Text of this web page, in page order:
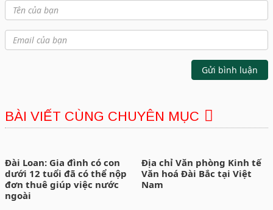
Gửi bình luận
BÀI VIẾT CÙNG CHUYÊN MỤC
Đài Loan: Gia đình có con
dưới 12 tuổi đã có thể nộp
đơn thuê giúp việc nước
ngoài
Địa chỉ Văn phòng Kinh tế
Văn hoá Đài Bắc tại Việt
Nam